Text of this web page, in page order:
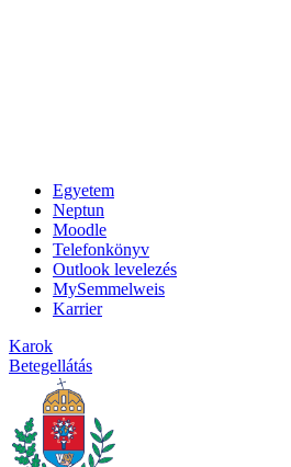
Egyetem
Neptun
Moodle
Telefonkönyv
Outlook levelezés
MySemmelweis
Karrier
Karok
Betegellátás